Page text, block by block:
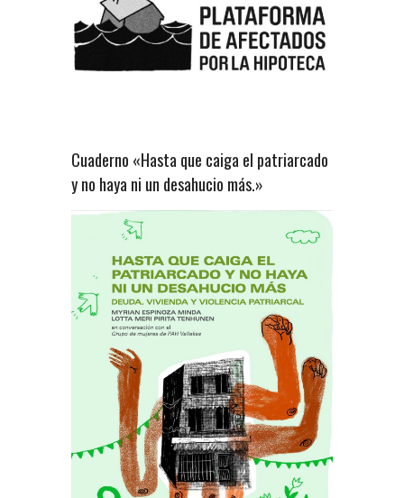
Cuaderno «Hasta que caiga el patriarcado
y no haya ni un desahucio más.»